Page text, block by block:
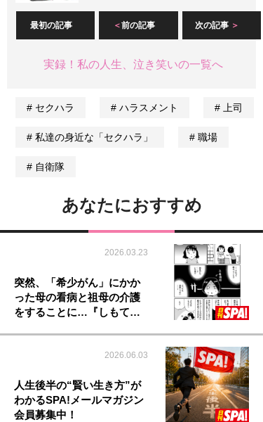
最初の記事 前の記事 次の記事
実録！私の人生、泣き笑いの一覧へ
セクハラ ハラスメント 上司
私達の身近な「セクハラ」 職場
自衛隊
あなたにおすすめ
2026.03.23
突然、「希少がん」にかか
った母の看病と祖母の介護
をすることに…『しもて…
2026.06.03
人生後半の“賢い生き方”が
わかるSPA!メールマガジン
会員募集中！